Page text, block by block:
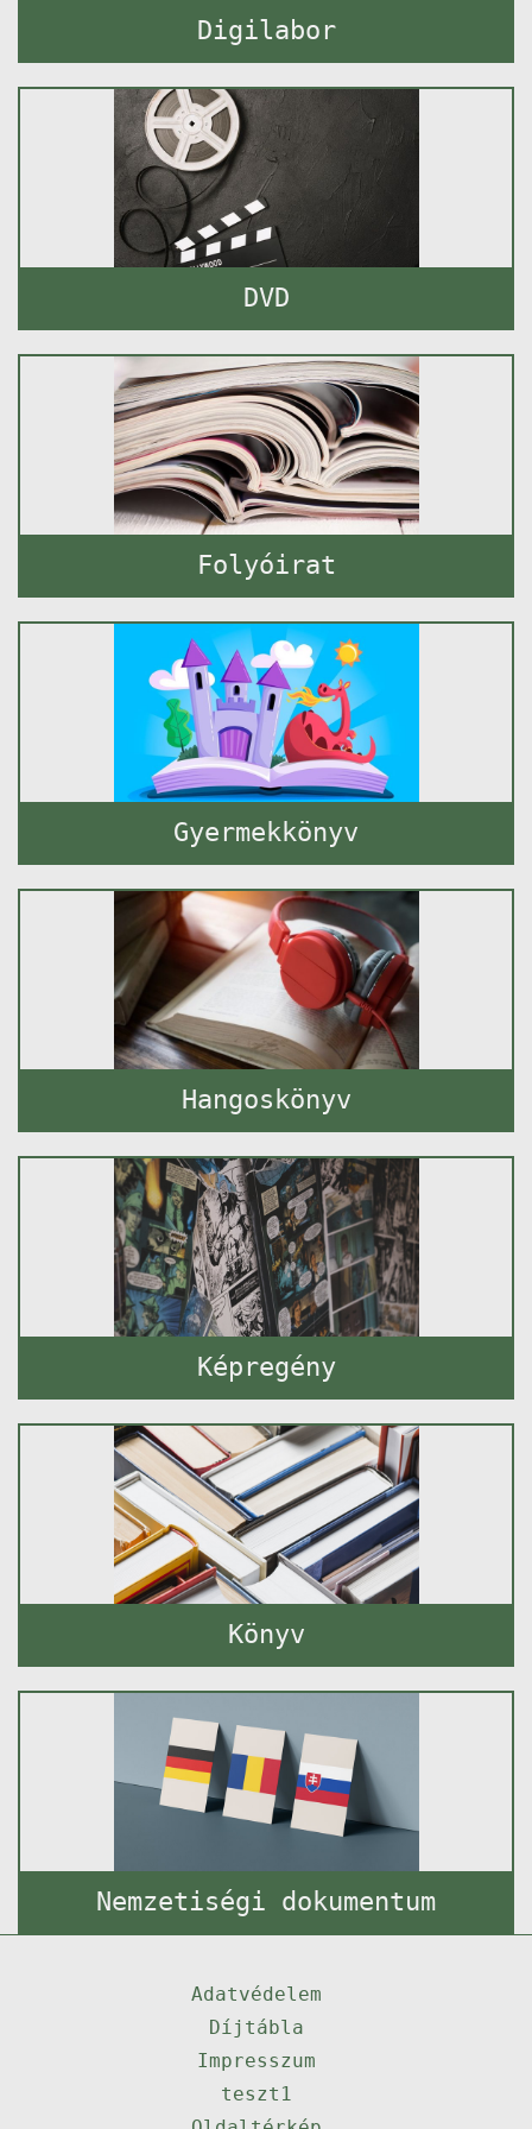
Digilabor
DVD
Folyóirat
Gyermekkönyv
Hangoskönyv
Képregény
Könyv
Nemzetiségi dokumentum
Adatvédelem
Díjtábla
Impresszum
teszt1